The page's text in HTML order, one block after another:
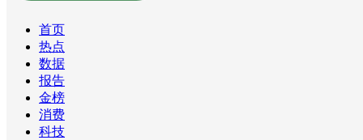
首页
热点
数据
报告
金榜
消费
科技